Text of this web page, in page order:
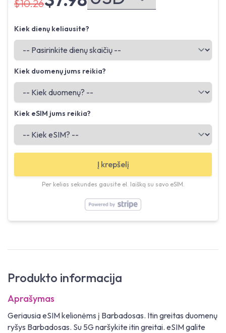
$10.26
Kiek dienų keliausite?
Kiek duomenų jums reikia?
Kiek eSIM jums reikia?
Į krepšelį
Per kelias sekundes gausite el. laišką su savo eSIM.
Produkto informacija
Aprašymas
Geriausia eSIM kelionėms į Barbadosas. Itin greitas duomenų
ryšys Barbadosas. Su 5G naršykite itin greitai. eSIM galite